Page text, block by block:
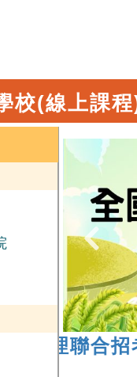
校(線上課程
聯合招考，